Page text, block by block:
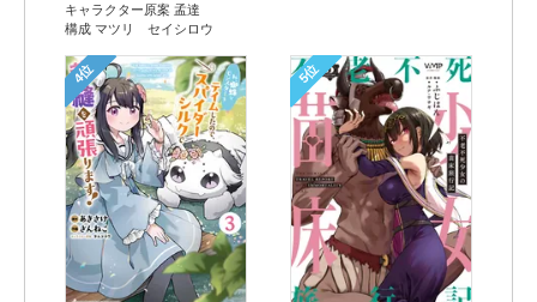
キャラクター原案 孟達
構成 マツリ セイシロウ
4位 5位